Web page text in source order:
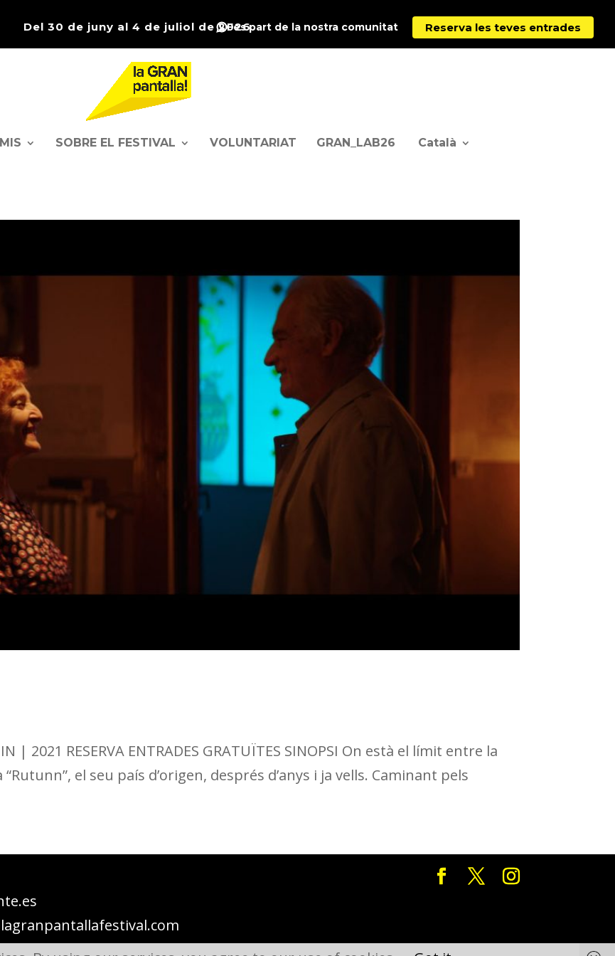
Del 30 de juny al 4 de juliol de 2026Fes part de la nostra comunitat Reserva les teves entrades
SOBRE EL FESTIVAL VOLUNTARIAT GRAN_LAB26 Català
| 2021 RESERVA ENTRADES GRATUÏTES SINOPSI On està el límit entre la
el seu país d’origen, després d’anys i ja vells. Caminant pels